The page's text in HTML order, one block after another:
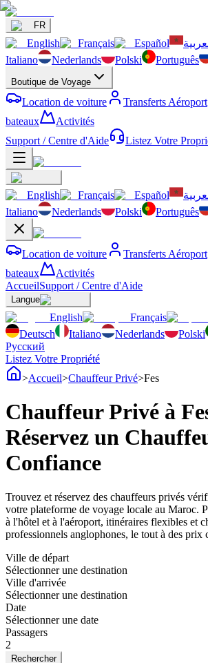
FR
English Français Español
Italiano
Nederlands Polski Português
Boutique de Voyage
Location de voiture Transferts Aéroport
bateaux
Activités
Support / Centre d'Aide
Listez Votre
English Français Español
Italiano
Nederlands Polski Português
Location de voiture Transferts Aéroport
bateaux
Activités
AccueilSupport / Centre d'Aide
Langue
English Français
Deutsch
Italiano Nederlands Polski
Русский
Listez Votre Propriété
>Accueil>Chauffeur Privé>Fes
Chauffeur Privé à
Réservez un
Confiance
Trouvez et réservez des chauffeurs privés
votre plateforme de voyage locale au Maroc.
à l'hôtel et à l'aéroport, itinéraires flexibles et
professionnels anglophones, le tout à des prix
Ville de départ
Sélectionner une destination
Ville d'arrivée
Sélectionner une destination
Date
Sélectionner une date
Passagers
2
Rechercher